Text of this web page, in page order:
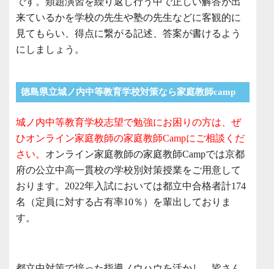
来ているかを学校の先生や塾の先生などに客観的に
見てもらい、得点に繋がる記述、答案が書けるよう
にしましょう。
徳島県立城ノ内中等教育学校対策なら家庭教師camp
城ノ内中等教育学校志望で勉強にお困りの方は、ぜ
ひオンライン家庭教師の家庭教師Campにご相談くだ
さい。 オンライン家庭教師の家庭教師Campでは京都
府の公立中高一貫校の学校別対策授業をご用意して
おります。2022年入試においては都立中合格者計174
名（定員に対する占有率10％）を輩出しておりま
す。